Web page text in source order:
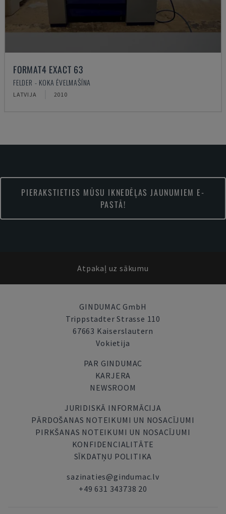
FORMAT4 EXACT 63
FELDER - KOKA ĒVELMAŠĪNA
LATVIJA 2010
PIERAKSTIETIES MŪSU IKNEDĒĻAS JAUNUMIEM E-
PASTĀ!
Atpakaļ uz sākumu
GINDUMAC GmbH
Trippstadter Strasse 110
67663 Kaiserslautern
Vokietija
PAR GINDUMAC
KARJERA
NEWSROOM
JURIDISKĀ INFORMĀCIJA
PĀRDOŠANAS NOTEIKUMI UN NOSACĪJUMI
PIRKŠANAS NOTEIKUMI UN NOSACĪJUMI
KONFIDENCIALITĀTE
SĪKDATŅU POLITIKA
sazinaties@gindumac.lv
+49 631 343738 20